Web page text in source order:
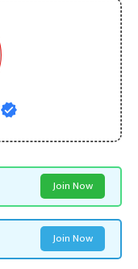
Join Now
Join Now